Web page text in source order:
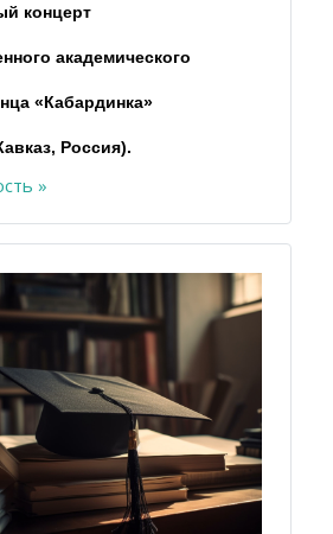
концерт
академического
«Кабардинка»
Россия).
»